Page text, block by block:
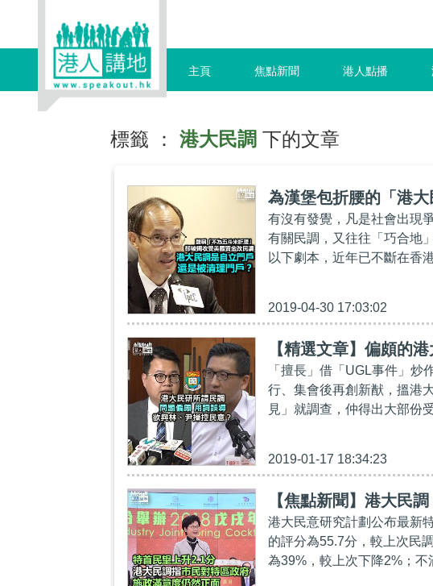
主頁 焦點新聞 港人點播
標籤 ： 港大民調 下的文章
為漢堡包折腰的「港大
有沒有發覺，凡是社會出現
有關民調，又往往「巧合地
以下劇本，近年已不斷在香
2019-04-30 17:03:02
【精選文章】偏頗的
「擅長」借「UGL事件」
行、集會後再創新猷，搵港
見」就調查，仲得出大部份
2019-01-17 18:34:23
【焦點新聞】港大民
港大民意研究計劃公布最新
的評分為55.7分，較上次民
為39%，較上次下降2%；